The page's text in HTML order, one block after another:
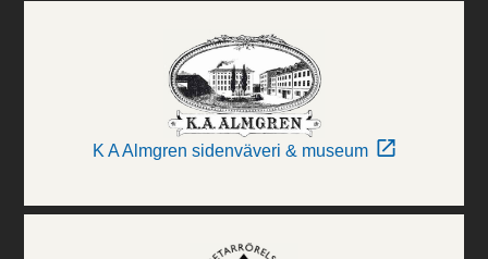
K A Almgren sidenväveri & museum